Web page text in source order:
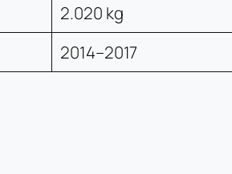
2.020 kg
2014–2017